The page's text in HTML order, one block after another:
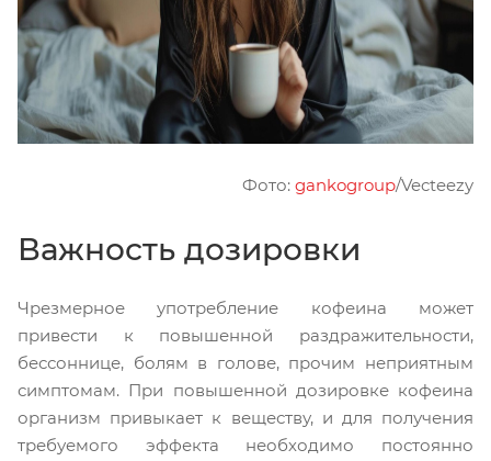
Фото: gankogroup/Vecteezy
Важность дозировки
Чрезмерное употребление кофеина может
привести к повышенной раздражительности,
бессоннице, болям в голове, прочим неприятным
симптомам. При повышенной дозировке кофеина
организм привыкает к веществу, и для получения
требуемого эффекта необходимо постоянно